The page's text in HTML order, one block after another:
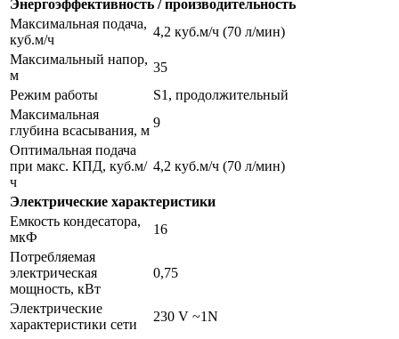
Энергоэффективность / производительность
Максимальная подача,
куб.м/ч
4,2 куб.м/ч (70 л/мин)
Максимальный напор,
м
35
Режим работы
S1, продолжительный
Максимальная
глубина всасывания, м
9
Оптимальная подача
при макс. КПД, куб.м/
ч
4,2 куб.м/ч (70 л/мин)
Электрические характеристики
Емкость кондесатора,
мкФ
16
Потребляемая
электрическая
мощность, кВт
0,75
Электрические
характеристики сети
230 V ~1N